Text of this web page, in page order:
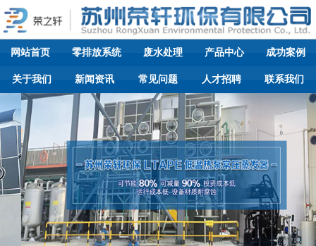
网站首页 零排放系统 废水处理 产品中心 成功案例
关于我们 新闻资讯 常见问题 人才招聘 联系我们